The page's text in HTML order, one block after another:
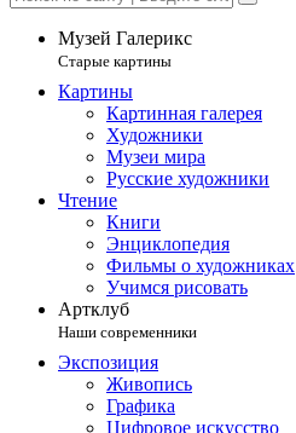
Музей Галерикс
Старые картины
Картины
Картинная галерея
Художники
Музеи мира
Русские художники
Чтение
Книги
Энциклопедия
Фильмы о художниках
Учимся рисовать
Артклуб
Наши современники
Экспозиция
Живопись
Графика
Цифровое искусство